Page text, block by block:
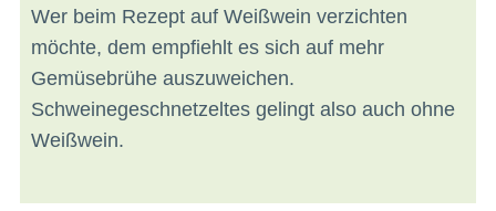
Wer beim Rezept auf Weißwein verzichten
möchte, dem empfiehlt es sich auf mehr
Gemüsebrühe auszuweichen.
Schweinegeschnetzeltes gelingt also auch ohne
Weißwein.